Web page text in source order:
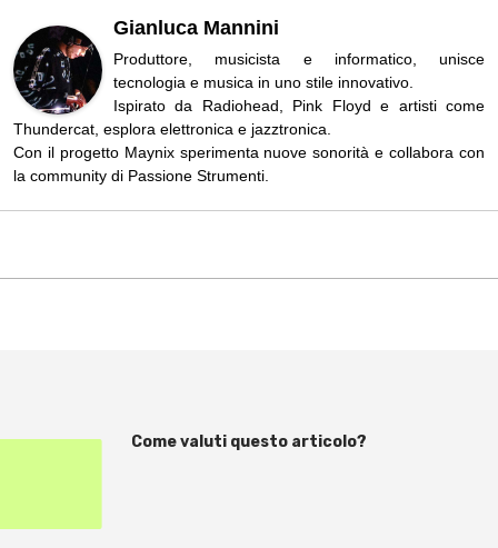
Gianluca Mannini
Produttore, musicista e informatico, unisce
tecnologia e musica in uno stile innovativo.
Ispirato da Radiohead, Pink Floyd e artisti come
Thundercat, esplora elettronica e jazztronica.
Con il progetto Maynix sperimenta nuove sonorità e collabora con
la community di Passione Strumenti.
Come valuti questo articolo?